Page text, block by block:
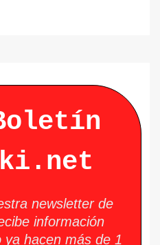
newsletter de
información
ya hacen más de 1